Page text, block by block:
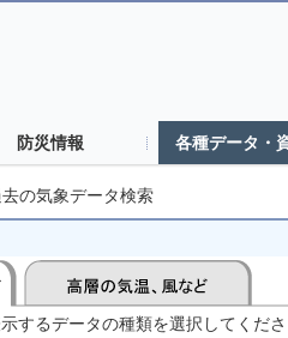
防災情報 各種データ・
の気象データ検索
するデータの種類を選択してくだ